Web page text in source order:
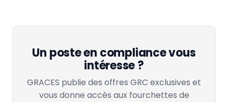
Un poste en compliance vous
intéresse ?
GRACES publie des offres GRC exclusives et
vous donne accès aux fourchettes de